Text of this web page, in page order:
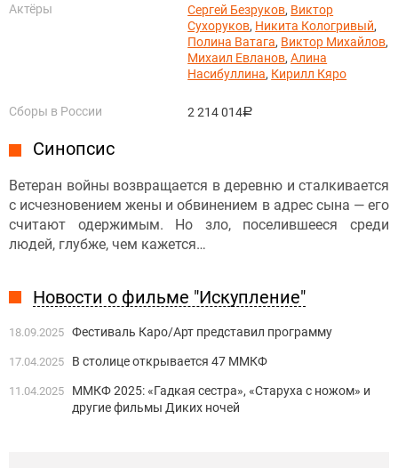
Актёры
Сергей Безруков, Виктор
Сухоруков, Никита Кологривый,
Полина Ватага, Виктор Михайлов,
Михаил Евланов,Алина
Насибуллина, Кирилл Кяро
Сборы в России 2 214 014руб.
Синопсис
Ветеран войны возвращается в деревню и сталкивается
с исчезновением жены и обвинением в адрес сына — его
считают одержимым. Но зло, поселившееся среди
людей, глубже, чем кажется…
Новости о фильме "Искупление"
18.09.2025 Фестиваль Каро/Арт представил программу
17.04.2025 В столице открывается 47 ММКФ
11.04.2025
ММКФ 2025: «Гадкая сестра», «Старуха с ножом» и
другие фильмы Диких ночей